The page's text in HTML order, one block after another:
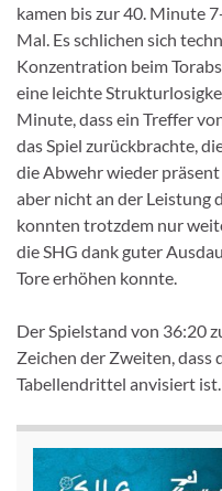
kamen bis zur 40. Minute
Mal. Es schlichen sich
Konzentration beim
eine leichte
Minute, dass ein Treffer
das Spiel zurückbrachte,
die Abwehr wieder
aber nicht an der Leistung
konnten trotzdem nur
die SHG dank guter
Tore erhöhen konnte.
Der Spielstand von 36:20
Zeichen der Zweiten, dass
Tabellendrittel anvisiert ist.